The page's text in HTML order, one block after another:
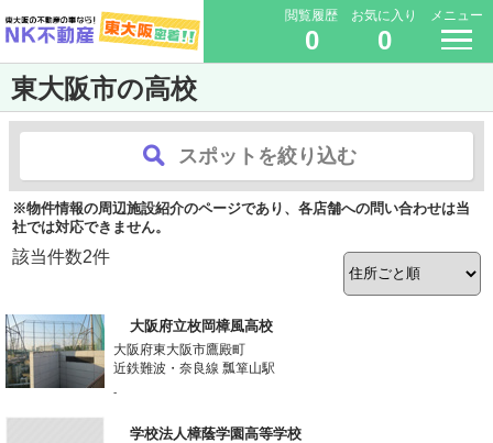
閲覧履歴
0
お気に入り
0
メニュー
東大阪市の高校
スポットを絞り込む
※物件情報の周辺施設紹介のページであり、各店舗への問い合わせは当
社では対応できません。
該当件数2件
大阪府立枚岡樟風高校
大阪府東大阪市鷹殿町
近鉄難波・奈良線 瓢箪山駅
-
学校法人樟蔭学園高等学校